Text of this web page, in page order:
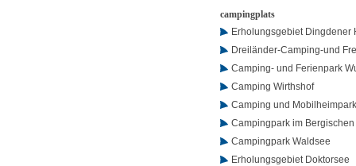
campingplats
Erholungsgebiet Dingdener
Dreiländer-Camping-und
Camping- und Ferienpark
Camping Wirthshof
Camping und
Campingpark im
Campingpark Waldsee
Erholungsgebiet Doktorsee